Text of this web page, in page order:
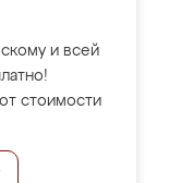
и всей
стоимости